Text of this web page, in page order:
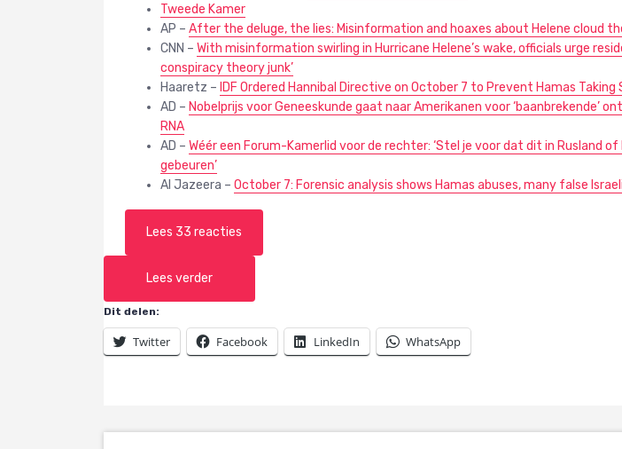
Tweede Kamer
AP – After the deluge, the lies: Misinformation and hoaxes about Helene cloud
CNN – With misinformation swirling in Hurricane Helene’s wake, officials urge
conspiracy theory junk’
Haaretz – IDF Ordered Hannibal Directive on October 7 to Prevent Hamas Taking
AD – Nobelprijs voor Geneeskunde gaat naar Amerikanen voor ‘baanbrekende’
RNA
AD – Wéér een Forum-Kamerlid voor de rechter: ‘Stel je voor dat dit in Rusland of
gebeuren’
Al Jazeera – October 7: Forensic analysis shows Hamas abuses, many false
Lees 33 reacties
Lees verder
Dit delen:
Twitter Facebook LinkedIn WhatsApp